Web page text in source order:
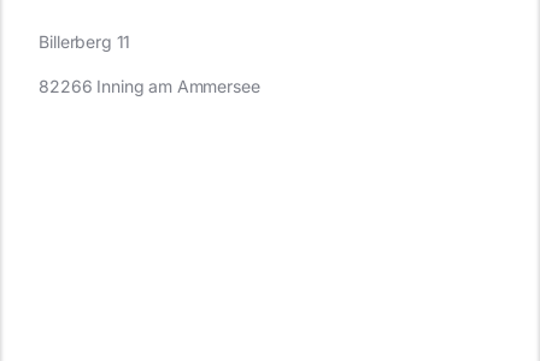
Billerberg 11
82266 Inning am Ammersee